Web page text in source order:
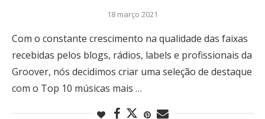
18 março 2021
Com o constante crescimento na qualidade das faixas
recebidas pelos blogs, rádios, labels e profissionais da
Groover, nós decidimos criar uma seleção de destaque
com o Top 10 músicas mais …